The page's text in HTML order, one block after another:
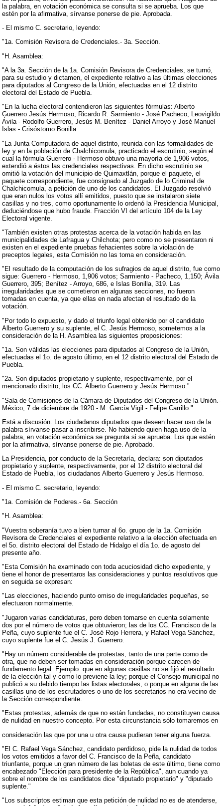
la palabra, en votación económica se consulta si se aprueba. Los que
estén por la afirmativa, sírvanse ponerse de pie. Aprobada.
- El mismo C. secretario, leyendo:
"1a. Comisión Revisora de Credenciales.- 3a. Sección.
"H. Asamblea:
"A la 3a. Sección de la 1a. Comisión Revisora de Credenciales, se turnó,
para su estudio y dictamen, el expediente relativo a las últimas elecciones
para diputados al Congreso de la Unión, efectuadas en el 12 distrito
electoral del Estado de Puebla.
"En la lucha electoral contendieron las siguientes fórmulas: Alberto
Guerrero Jesús Hermoso, Ricardo R. Sarmiento - José Pacheco, Leovigildo
Ávila - Rodolfo Guerrero, Jesús M. Benítez - Daniel Arroyo y José Manuel
Islas - Crisóstomo Bonilla.
"La Junta Computadora de aquel distrito, reunida con las formalidades de
ley y en la población de Chalchicomula, practicado el escrutinio, según el
cual la fórmula Guerrero - Hermoso obtuvo una mayoría de 1,906 votos,
extendió a éstos las credenciales respectivas. En dicho escrutinio se
omitió la votación del municipio de Quimaxtlán, porque el paquete, el
paquete correspondiente, fue consignado al Juzgado de lo Criminal de
Chalchicomula, a petición de uno de los candidatos. El Juzgado resolvió
que eran nulos los votos allí emitidos, puesto que se instalaron siete
casillas y no tres, como oportunamente lo ordenó la Presidencia Municipal,
deduciéndose que hubo fraude. Fracción VI del artículo 104 de la Ley
Electoral vigente.
"También existen otras protestas acerca de la votación habida en las
municipalidades de Lafragua y Chilchota; pero como no se presentaron ni
existen en el expediente pruebas fehacientes sobre la violación de
preceptos legales, esta Comisión no las toma en consideración.
"El resultado de la computación de los sufragios de aquel distrito, fue como
sigue: Guerrero - Hermoso, 1,906 votos; Sarmiento - Pacheco, 1,150; Ávila
Guerrero, 395; Benítez - Arroyo, 686, e Islas Bonilla, 319. Las
irregularidades que se cometieron en algunas secciones, no fueron
tomadas en cuenta, ya que ellas en nada afectan el resultado de la
votación.
"Por todo lo expuesto, y dado el triunfo legal obtenido por el candidato
Alberto Guerrero y su suplente, el C. Jesús Hermoso, sometemos a la
consideración de la H. Asamblea las siguientes proposiciones:
"1a. Son válidas las elecciones para diputados al Congreso de la Unión,
efectuadas el 1o. de agosto último, en el 12 distrito electoral del Estado de
Puebla.
"2a. Son diputados propietario y suplente, respectivamente, por el
mencionado distrito, los CC. Alberto Guerrero y Jesús Hermoso."
"Sala de Comisiones de la Cámara de Diputados del Congreso de la Unión.-
México, 7 de diciembre de 1920.- M. García Vigil.- Felipe Carrillo."
Está a discusión. Los ciudadanos diputados que deseen hacer uso de la
palabra sírvanse pasar a inscribirse. No habiendo quien haga uso de la
palabra, en votación económica se pregunta si se aprueba. Los que estén
por la afirmativa, sírvanse ponerse de pie. Aprobado.
La Presidencia, por conducto de la Secretaría, declara: son diputados
propietario y suplente, respectivamente, por el 12 distrito electoral del
Estado de Puebla, los ciudadanos Alberto Guerrero y Jesús Hermoso.
- El mismo C. secretario, leyendo:
"1a. Comisión de Poderes.- 6a. Sección
"H. Asamblea:
"Vuestra soberanía tuvo a bien turnar al 6o. grupo de la 1a. Comisión
Revisora de Credenciales el expediente relativo a la elección efectuada en
el 5o. distrito electoral del Estado de Hidalgo el día 1o. de agosto del
presente año.
"Esta Comisión ha examinado con toda acuciosidad dicho expediente, y
tiene el honor de presentaros las consideraciones y puntos resolutivos que
en seguida se expresan:
"Las elecciones, haciendo punto omiso de irregularidades pequeñas, se
efectuaron normalmente.
"Jugaron varias candidaturas, pero deben tomarse en cuenta solamente
dos por el número de votos que obtuvieron; las de los CC. Francisco de la
Peña, cuyo suplente fue el C. José Rojo Herrera, y Rafael Vega Sánchez,
cuyo suplente fue el C. Jesús J. Guerrero.
"Hay un número considerable de protestas, tanto de una parte como de
otra, que no deben ser tomadas en consideración porque carecen de
fundamento legal. Ejemplo: que en algunas casillas no se fijó el resultado
de la elección tal y como lo previene la ley; porque el Consejo municipal no
publicó a su debido tiempo las listas electorales, o porque en alguna de las
casillas uno de los escrutadores o uno de los secretarios no era vecino de
la Sección correspondiente.
"Estas protestas, además de que no están fundadas, no constituyen causa
de nulidad en nuestro concepto. Por esta circunstancia sólo tomaremos en
consideración las que por una u otra causa pudieran tener alguna fuerza.
"El C. Rafael Vega Sánchez, candidato perdidoso, pide la nulidad de todos
los votos emitidos a favor del C. Francisco de la Peña, candidato
triunfante, porque un gran número de las boletas de este último, tiene como
encabezado "Elección para presidente de la República", aun cuando ya
sobre el nombre de los candidatos dice "diputado propietario" y "diputado
suplente."
"Los subscriptos estiman que esta petición de nulidad no es de atenderse,